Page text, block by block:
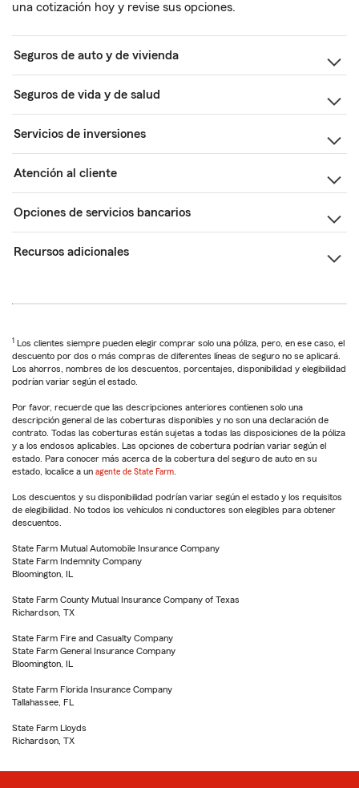
una cotización hoy y revise sus opciones.
Seguros de auto y de vivienda
Seguros de vida y de salud
Servicios de inversiones
Atención al cliente
Opciones de servicios bancarios
Recursos adicionales
1 Los clientes siempre pueden elegir comprar solo una póliza, pero, en ese caso, el
descuento por dos o más compras de diferentes líneas de seguro no se aplicará.
Los ahorros, nombres de los descuentos, porcentajes, disponibilidad y elegibilidad
podrían variar según el estado.
Por favor, recuerde que las descripciones anteriores contienen solo una
descripción general de las coberturas disponibles y no son una declaración de
contrato. Todas las coberturas están sujetas a todas las disposiciones de la póliza
y a los endosos aplicables. Las opciones de cobertura podrían variar según el
estado. Para conocer más acerca de la cobertura del seguro de auto en su
estado, localice a un agente de State Farm
Los descuentos y su disponibilidad podrían variar según el estado y los requisitos
de elegibilidad. No todos los vehículos ni conductores son elegibles para obtener
descuentos.
State Farm Mutual Automobile Insurance Company
State Farm Indemnity Company
Bloomington, IL
State Farm County Mutual Insurance Company of Texas
Richardson, TX
State Farm Fire and Casualty Company
State Farm General Insurance Company
Bloomington, IL
State Farm Florida Insurance Company
Tallahassee, FL
State Farm Lloyds
Richardson, TX